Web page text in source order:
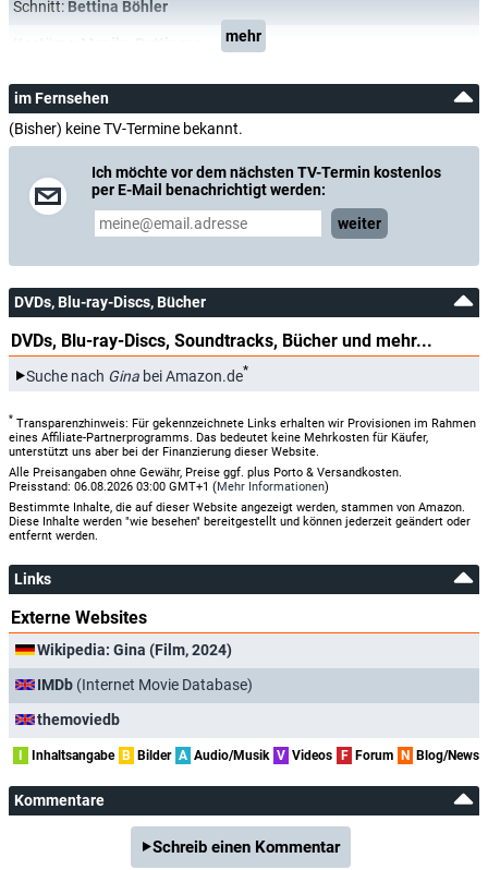
Schnitt: Bettina Böhler
mehr
im Fernsehen
(Bisher) keine TV-Termine bekannt.
Ich möchte vor dem nächsten TV-Termin kostenlos
per E-Mail benachrichtigt werden:
weiter
DVDs, Blu-ray-Discs, Bücher
DVDs, Blu-ray-Discs, Soundtracks, Bücher und mehr...
Suche nach Gina bei Amazon.de*
* Transparenzhinweis: Für gekennzeichnete Links erhalten wir Provisionen im Rahmen
eines Affiliate-Partnerprogramms. Das bedeutet keine Mehrkosten für Käufer,
unterstützt uns aber bei der Finanzierung dieser Website.
Alle Preisangaben ohne Gewähr, Preise ggf. plus Porto & Versandkosten.
Preisstand: 06.08.2026 03:00 GMT+1 (Mehr Informationen)
Bestimmte Inhalte, die auf dieser Website angezeigt werden, stammen von Amazon.
Diese Inhalte werden "wie besehen" bereitgestellt und können jederzeit geändert oder
entfernt werden.
Links
Externe Websites
Wikipedia: Gina (Film, 2024)
IMDb (Internet Movie Database)
themoviedb
I Inhaltsangabe B Bilder A Audio/Musik V Videos F Forum N Blog/News
Kommentare
Schreib einen Kommentar